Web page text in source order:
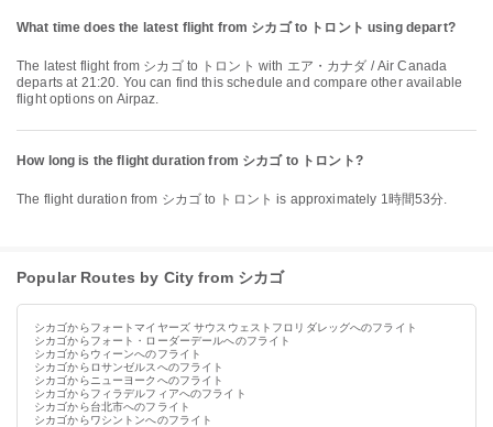
What time does the latest flight from シカゴ to トロント using depart?
The latest flight from シカゴ to トロント with エア・カナダ / Air Canada
departs at 21:20. You can find this schedule and compare other available
flight options on Airpaz.
How long is the flight duration from シカゴ to トロント?
The flight duration from シカゴ to トロント is approximately 1時間53分.
Popular Routes by City from シカゴ
シカゴからフォートマイヤーズ サウスウェストフロリダレッグへのフライト
シカゴからフォート・ローダーデールへのフライト
シカゴからウィーンへのフライト
シカゴからロサンゼルスへのフライト
シカゴからニューヨークへのフライト
シカゴからフィラデルフィアへのフライト
シカゴから台北市へのフライト
シカゴからワシントンへのフライト